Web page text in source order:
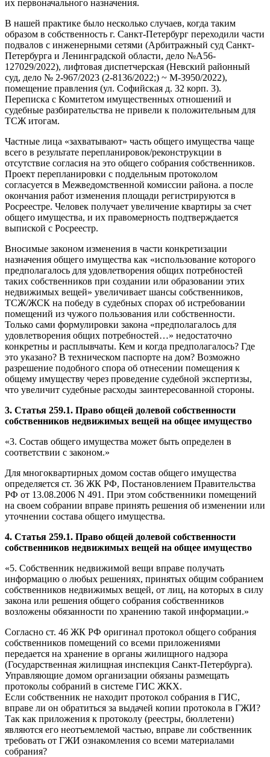
их первоначального назначения.
В нашей практике было несколько случаев, когда таким
образом в собственность г. Санкт-Петербург переходили части
подвалов с инженерными сетями (Арбитражный суд Санкт-
Петербурга и Ленинградской области, дело №А56-
127029/2022), лифтовая диспетчерская (Невский районный
суд, дело № 2-967/2023 (2-8136/2022;) ~ М-3950/2022),
помещение правления (ул. Софийская д. 32 корп. 3).
Переписка с Комитетом имущественных отношений и
судебные разбирательства не привели к положительным для
ТСЖ итогам.
Частные лица «захватывают» часть общего имущества чаще
всего в результате перепланировок/реконструкции в
отсутствие согласия на это общего собрания собственников.
Проект перепланировки с поддельным протоколом
согласуется в Межведомственной комиссии района. а после
окончания работ изменения площади регистрируются в
Росреестре. Человек получает увеличение квартиры за счет
общего имущества, и их правомерность подтверждается
выпиской с Росреестр.
Вносимые законом изменения в части конкретизации
назначения общего имущества как «использование которого
предполагалось для удовлетворения общих потребностей
таких собственников при создании или образовании этих
недвижимых вещей» увеличивает шансы собственников,
ТСЖ/ЖСК на победу в судебных спорах об истребовании
помещений из чужого пользования или собственности.
Только сами формулировки закона «предполагалось для
удовлетворения общих потребностей…» недостаточно
конкретны и расплывчаты. Кем и когда предполагалось? Где
это указано? В техническом паспорте на дом? Возможно
разрешение подобного спора об отнесении помещения к
общему имуществу через проведение судебной экспертизы,
что увеличит судебные расходы заинтересованной стороны.
3. Статья 259.1. Право общей долевой собственности
собственников недвижимых вещей на общее имущество
«3. Состав общего имущества может быть определен в
соответствии с законом.»
Для многоквартирных домом состав общего имущества
определяется ст. 36 ЖК РФ, Постановлением Правительства
РФ от 13.08.2006 N 491. При этом собственники помещений
на своем собрании вправе принять решения об изменении или
уточнении состава общего имущества.
4. Статья 259.1. Право общей долевой собственности
собственников недвижимых вещей на общее имущество
«5. Собственник недвижимой вещи вправе получать
информацию о любых решениях, принятых общим собранием
собственников недвижимых вещей, от лиц, на которых в силу
закона или решения общего собрания собственников
возложены обязанности по хранению такой информации.»
Согласно ст. 46 ЖК РФ оригинал протокол общего собрания
собственников помещений со всеми приложениями
передается на хранение в органы жилищного надзора
(Государственная жилищная инспекция Санкт-Петербурга).
Управляющие домом организации обязаны размещать
протоколы собраний в системе ГИС ЖКХ.
Если собственник не находит протокол собрания в ГИС,
вправе ли он обратиться за выдачей копии протокола в ГЖИ?
Так как приложения к протоколу (реестры, бюллетени)
являются его неотъемлемой частью, вправе ли собственник
требовать от ГЖИ ознакомления со всеми материалами
собрания?